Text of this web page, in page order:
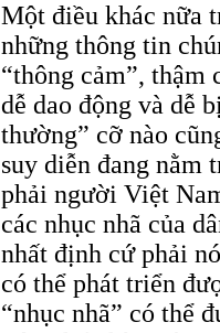
Một điều khác nữa
những thông tin
“thông cảm”, thậm
dễ dao động và dễ
thường” cỡ nào
suy diễn đang nằm
phải người Việt
các nhục nhã của
nhất định cứ phải
có thể phát triển
“nhục nhã” có thể